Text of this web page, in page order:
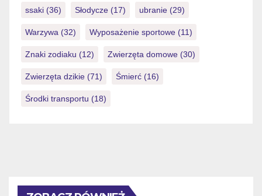
ssaki (36) Słodycze (17) ubranie (29)
Warzywa (32) Wyposażenie sportowe (11)
Znaki zodiaku (12) Zwierzęta domowe (30)
Zwierzęta dzikie (71) Śmierć (16)
Środki transportu (18)